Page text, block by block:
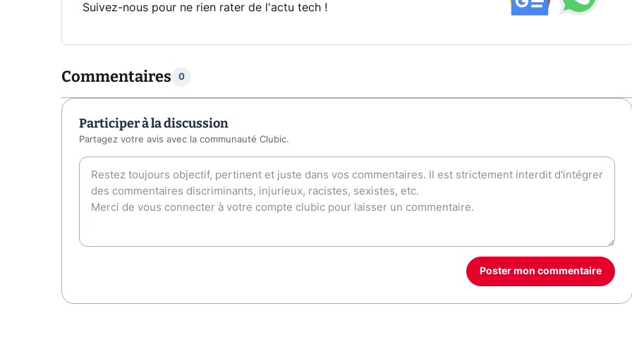
Suivez-nous pour ne rien rater de l'actu tech !
Commentaires 0
Participer à la discussion
Partagez votre avis avec la communauté Clubic.
Poster mon commentaire